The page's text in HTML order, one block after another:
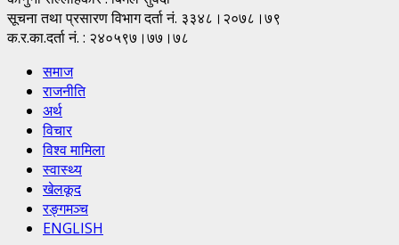
सूचना तथा प्रसारण विभाग दर्ता नं. ३३४८।२०७८।७९
क.र.का.दर्ता नं. : २४०५९७।७७।७८
समाज
राजनीति
अर्थ
विचार
विश्व मामिला
स्वास्थ्य
खेलकूद
रङ्गमञ्च
ENGLISH